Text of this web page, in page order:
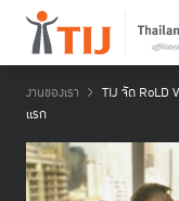
งานของเรา
TIJ จัด RoLD
แรก